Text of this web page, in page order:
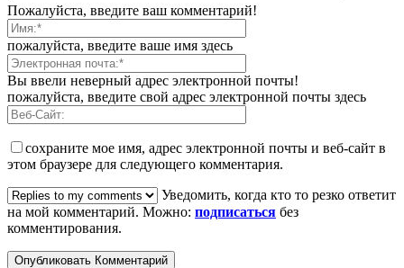
Пожалуйста, введите ваш комментарий!
пожалуйста, введите ваше имя здесь
Вы ввели неверный адрес электронной почты!
пожалуйста, введите свой адрес электронной почты здесь
сохраните мое имя, адрес электронной почты и веб-сайт в
этом браузере для следующего комментария.
Уведомить, когда кто то резко ответит
на мой комментарий. Можно: подписаться без
комментирования.